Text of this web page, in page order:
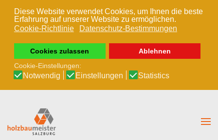
Diese Website verwendet Cookies, um Ihnen die beste
Erfahrung auf unserer Website zu ermöglichen.
Cookie-Richtlinie
Datenschutz-Bestimmungen
Cookies zulassen
Ablehnen
Cookie-Einstellungen:
Notwendig Einstellungen Statistics
Zum Hauptinhalt springen